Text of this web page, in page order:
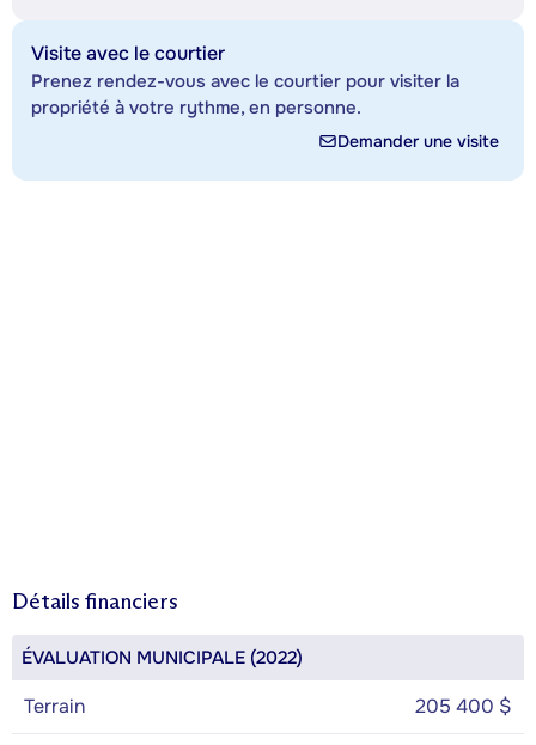
Visite avec le courtier
Prenez rendez-vous avec le courtier pour visiter la
propriété à votre rythme, en personne.
Demander une visite
Détails financiers
ÉVALUATION MUNICIPALE (2022)
Terrain 205 400 $